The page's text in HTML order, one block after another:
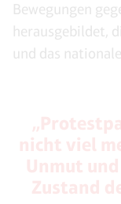
Bewegungen
herausgebildet,
und das